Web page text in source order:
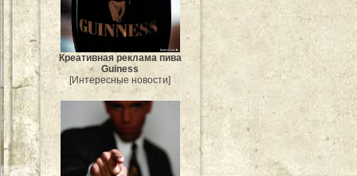
Креативная реклама пива
Guiness
[Интересные новости]